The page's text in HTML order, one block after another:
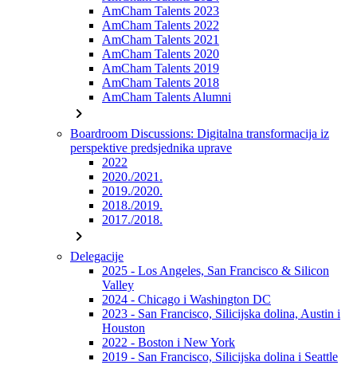
AmCham Talents 2023
AmCham Talents 2022
AmCham Talents 2021
AmCham Talents 2020
AmCham Talents 2019
AmCham Talents 2018
AmCham Talents Alumni
chevron_right
Boardroom Discussions: Digitalna transformacija iz
perspektive predsjednika uprave
2022
2020./2021.
2019./2020.
2018./2019.
2017./2018.
chevron_right
Delegacije
2025 - Los Angeles, San Francisco & Silicon
Valley
2024 - Chicago i Washington DC
2023 - San Francisco, Silicijska dolina, Austin i
Houston
2022 - Boston i New York
2019 - San Francisco, Silicijska dolina i Seattle